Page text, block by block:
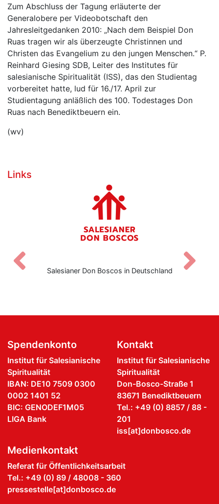
Zum Abschluss der Tagung erläuterte der
Generalobere per Videobotschaft den
Jahresleitgedanken 2010: „Nach dem Beispiel Don
Ruas tragen wir als überzeugte Christinnen und
Christen das Evangelium zu den jungen Menschen.“ P.
Reinhard Giesing SDB, Leiter des Institutes für
salesianische Spiritualität (ISS), das den Studientag
vorbereitet hatte, lud für 16./17. April zur
Studientagung anläßlich des 100. Todestages Don
Ruas nach Benediktbeuern ein.
(wv)
Links
Salesianer Don Boscos in Deutschland
Zurück
Spendenkonto
Institut für Salesianische
Spiritualität
IBAN: DE10 7509 0300
0002 1401 52
BIC: GENODEF1M05
LIGA Bank
Kontakt
Institut für Salesianische
Spiritualität
Don-Bosco-Straße 1
83671 Benediktbeuern
Tel.: +49 (0) 8857 / 88 -
201
iss[at]donbosco.de
Medienkontakt
Referat für Öffentlichkeitsarbeit
Tel.: +49 (0) 89 / 48008 - 360
pressestelle[at]donbosco.de